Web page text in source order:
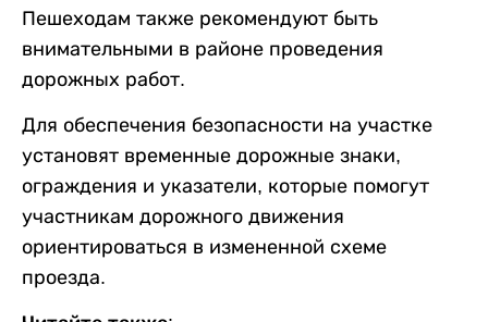
Пешеходам также рекомендуют быть
внимательными в районе проведения
дорожных работ.
Для обеспечения безопасности на участке
установят временные дорожные знаки,
ограждения и указатели, которые помогут
участникам дорожного движения
ориентироваться в измененной схеме
проезда.